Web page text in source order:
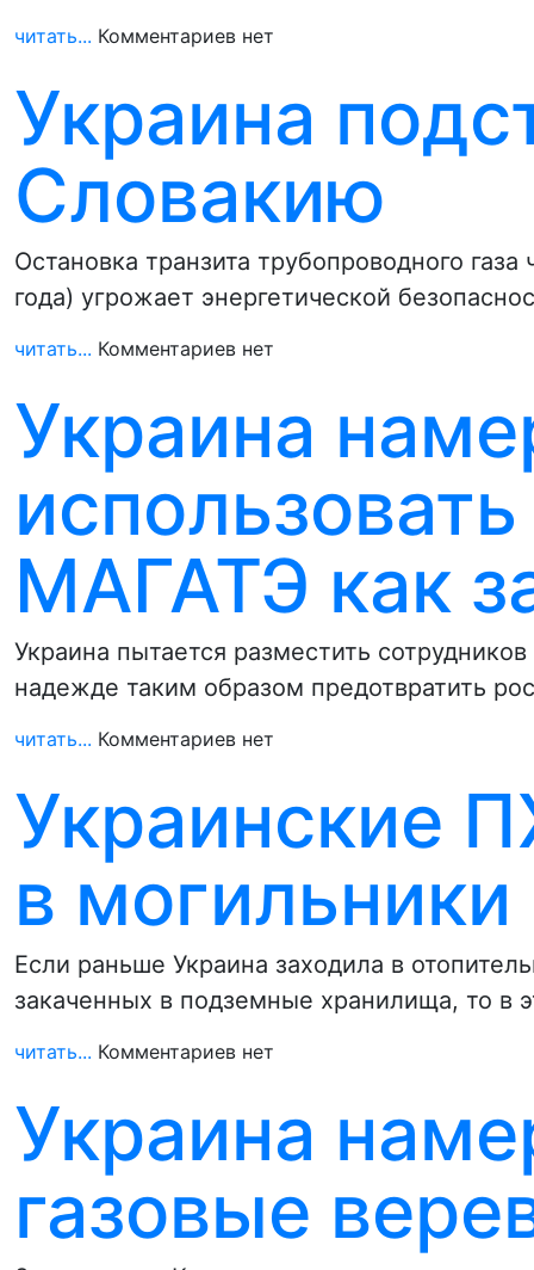
читать... Комментариев нет
Украина
Словакию
Остановка транзита трубопроводного
года) угрожает энергетической
читать... Комментариев нет
Украина
МАГАТЭ как
Украина пытается разместить
надежде таким образом предотвратить
читать... Комментариев нет
Украинские
в могильники
Если раньше Украина заходила в
закаченных в подземные хранилища, то в
читать... Комментариев нет
Украина
газовые